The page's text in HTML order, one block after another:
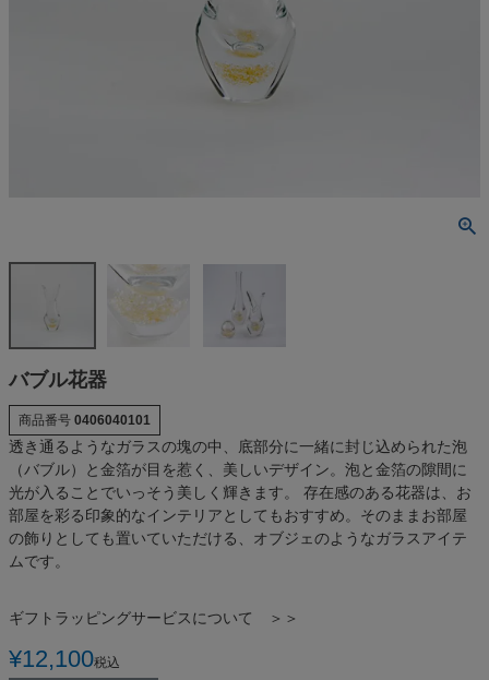
バブル花器
商品番号 0406040101
透き通るようなガラスの塊の中、底部分に一緒に封じ込められた泡
（バブル）と金箔が目を惹く、美しいデザイン。泡と金箔の隙間に
光が入ることでいっそう美しく輝きます。 存在感のある花器は、お
部屋を彩る印象的なインテリアとしてもおすすめ。そのままお部屋
の飾りとしても置いていただける、オブジェのようなガラスアイテ
ムです。
ギフトラッピングサービスについて ＞＞
¥12,100税込